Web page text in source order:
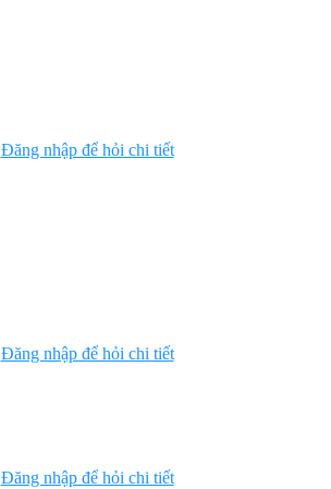
Đăng nhập để hỏi chi tiết
Đăng nhập để hỏi chi tiết
Đăng nhập để hỏi chi tiết